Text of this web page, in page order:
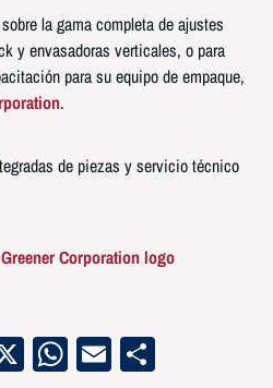
la gama completa de ajustes
y envasadoras verticales, o para
para su equipo de empaque,
.
de piezas y servicio técnico
X WhatsApp
Email